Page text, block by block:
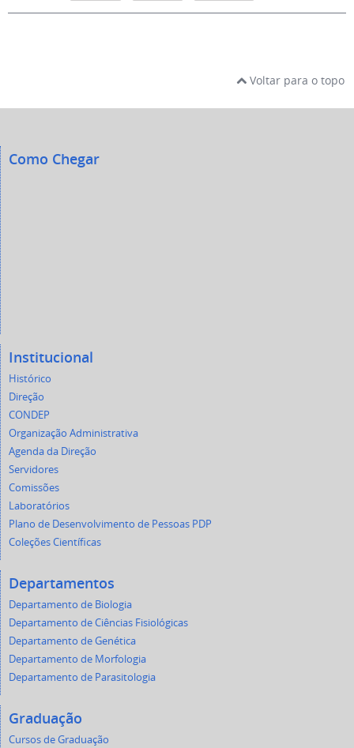
Voltar para o topo
Como Chegar
Institucional
Histórico
Direção
CONDEP
Organização Administrativa
Agenda da Direção
Servidores
Comissões
Laboratórios
Plano de Desenvolvimento de Pessoas PDP
Coleções Científicas
Departamentos
Departamento de Biologia
Departamento de Ciências Fisiológicas
Departamento de Genética
Departamento de Morfologia
Departamento de Parasitologia
Graduação
Cursos de Graduação